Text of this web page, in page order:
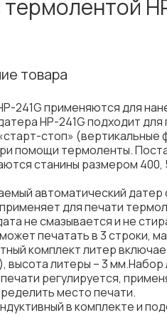
товара
241G применяются для
НР-241G подходит
стоп»
помощи термоленты.
станины размером 400,
автоматический
применяет для печати
не смазывается и не
печатать в 3 строки,
комплект литер
высота литеры – 3 мм.Набор
регулируется,
место печати.
в комплекте и